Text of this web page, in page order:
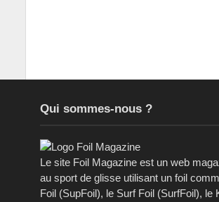
Qui sommes-nous ?
Le site Foil Magazine est un web
au sport de glisse utilisant un foil
Foil (SupFoil), le Surf Foil (SurfFoil), le